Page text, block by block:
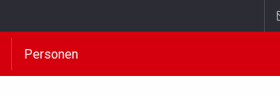
Personen